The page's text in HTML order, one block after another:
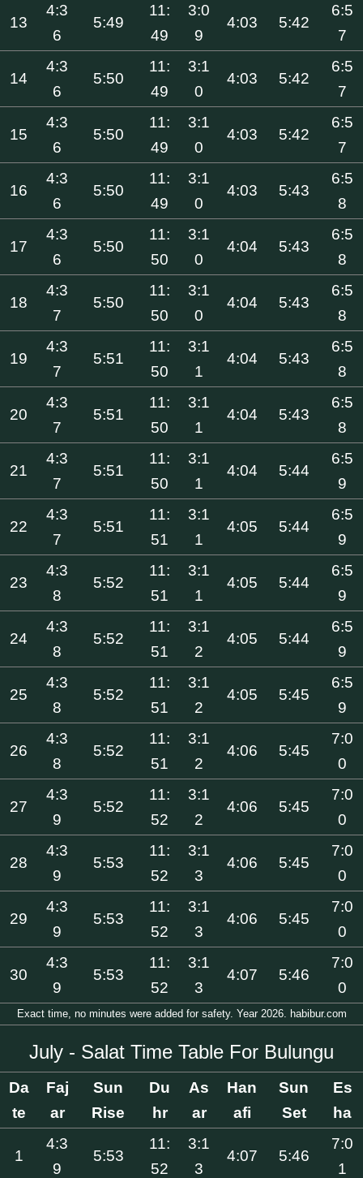
13
4:3
6
5:49
11:
49
3:0
9
4:03 5:42
6:5
7
14
4:3
6
5:50
11:
49
3:1
0
4:03 5:42
6:5
7
15
4:3
6
5:50
11:
49
3:1
0
4:03 5:42
6:5
7
16
4:3
6
5:50
11:
49
3:1
0
4:03 5:43
6:5
8
17
4:3
6
5:50
11:
50
3:1
0
4:04 5:43
6:5
8
18
4:3
7
5:50
11:
50
3:1
0
4:04 5:43
6:5
8
19
4:3
7
5:51
11:
50
3:1
1
4:04 5:43
6:5
8
20
4:3
7
5:51
11:
50
3:1
1
4:04 5:43
6:5
8
21
4:3
7
5:51
11:
50
3:1
1
4:04 5:44
6:5
9
22
4:3
7
5:51
11:
51
3:1
1
4:05 5:44
6:5
9
23
4:3
8
5:52
11:
51
3:1
1
4:05 5:44
6:5
9
24
4:3
8
5:52
11:
51
3:1
2
4:05 5:44
6:5
9
25
4:3
8
5:52
11:
51
3:1
2
4:05 5:45
6:5
9
26
4:3
8
5:52
11:
51
3:1
2
4:06 5:45
7:0
0
27
4:3
9
5:52
11:
52
3:1
2
4:06 5:45
7:0
0
28
4:3
9
5:53
11:
52
3:1
3
4:06 5:45
7:0
0
29
4:3
9
5:53
11:
52
3:1
3
4:06 5:45
7:0
0
30
4:3
9
5:53
11:
52
3:1
3
4:07 5:46
7:0
0
Exact time, no minutes were added for safety. Year 2026. habibur.com
July - Salat Time Table For Bulungu
Da
te
Faj
ar
Sun
Rise
Du
hr
As
ar
Han
afi
Sun
Set
Es
ha
1
4:3
9
5:53
11:
52
3:1
3
4:07 5:46
7:0
1